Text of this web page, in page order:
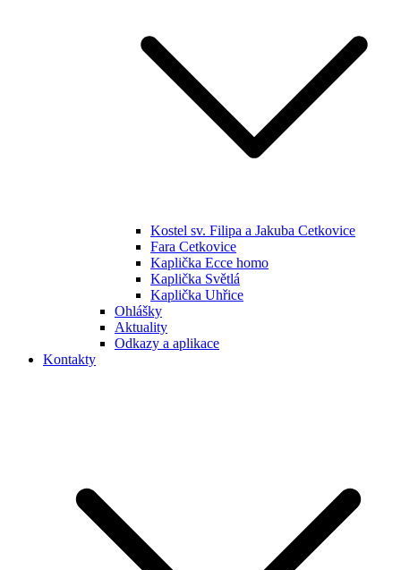
Kostel sv. Filipa a Jakuba Cetkovice
Fara Cetkovice
Kaplička Ecce homo
Kaplička Světlá
Kaplička Uhřice
Ohlášky
Aktuality
Odkazy a aplikace
Kontakty